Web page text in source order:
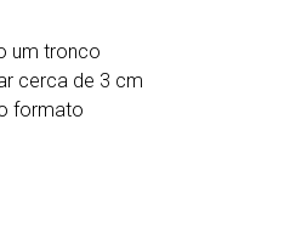
um tronco
cerca de 3 cm
formato